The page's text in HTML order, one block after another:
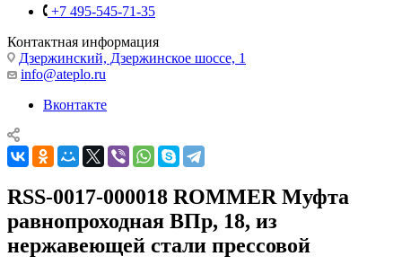
+7 495-545-71-35
Контактная информация
Дзержинский, Дзержинское шоссе, 1
info@ateplo.ru
Вконтакте
RSS-0017-000018 ROMMER Муфта
равнопроходная ВПр, 18, из
нержавеющей стали прессовой